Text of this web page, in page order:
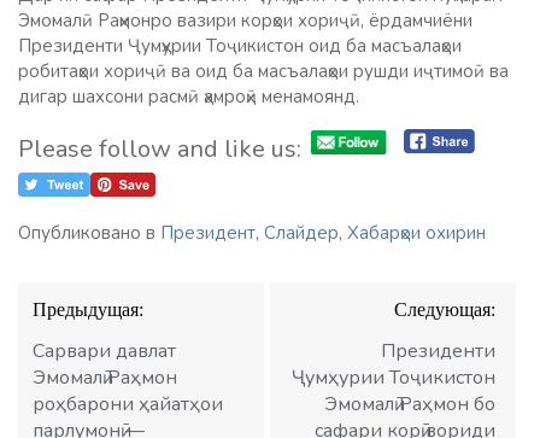
Эмомалӣ Раҳмонро вазири корҳои хориҷӣ, ёрдамчиёни
Президенти Ҷумҳурии Тоҷикистон оид ба масъалаҳои
робитаҳои хориҷӣ ва оид ба масъалаҳои рушди иҷтимоӣ ва
дигар шахсони расмӣ ҳамроҳӣ менамоянд.
Please follow and like us:
Опубликовано в Президент, Слайдер, Хабарҳои охирин
Навигация
по
записям
Предыдущая:
Сарвари давлат
Эмомалӣ Раҳмон
роҳбарони ҳайатҳои
парлумонӣ —
Следующая:
Президенти
Ҷумҳурии Тоҷикистон
Эмомалӣ Раҳмон бо
сафари корӣ вориди